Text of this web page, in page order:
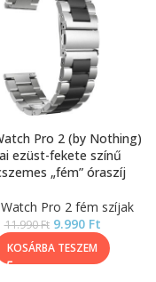
Pro 2 (by Nothing)
ezüst-fekete színű
„fém” óraszíj
Pro 2 fém szíjak
11.990Ft 9.990 Ft
KOSÁRBA TESZEM